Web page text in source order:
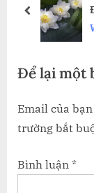
P
t
prev
Để lại một
Email của
trường bắt
Bình luận *